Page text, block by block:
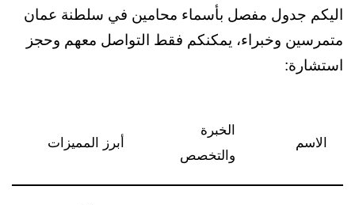
اليكم جدول مفصل بأسماء محامين في سلطنة عمان
متمرسين وخبراء، يمكنكم فقط التواصل معهم وحجز
استشارة:
الاسم
الخبرة
والتخصص
أبرز المميزات